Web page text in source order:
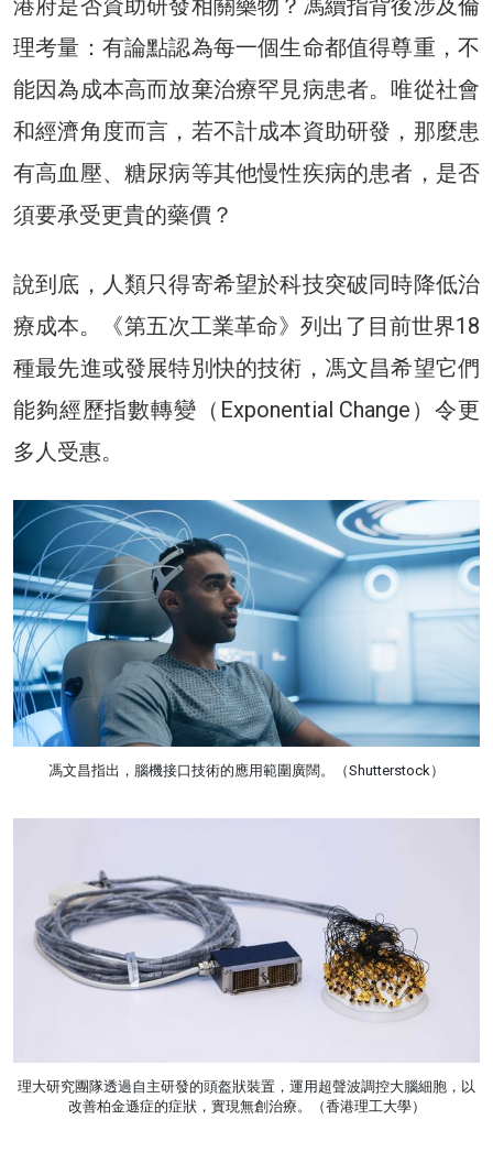
理考量：有論點認為每一個生命都值得尊重，不
能因為成本高而放棄治療罕見病患者。唯從社會
和經濟角度而言，若不計成本資助研發，那麼患
有高血壓、糖尿病等其他慢性疾病的患者，是否
須要承受更貴的藥價？
說到底，人類只得寄希望於科技突破同時降低治
療成本。《第五次工業革命》列出了目前世界18
種最先進或發展特別快的技術，馮文昌希望它們
能夠經歷指數轉變（Exponential Change）令更
多人受惠。
馮文昌指出，腦機接口技術的應用範圍廣闊。（Shutterstock）
理大研究團隊透過自主研發的頭盔狀裝置，運用超聲波調控大腦細胞，以
改善柏金遜症的症狀，實現無創治療。（香港理工大學）